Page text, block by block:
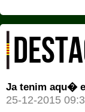
Ja tenim aqu�
25-12-2015